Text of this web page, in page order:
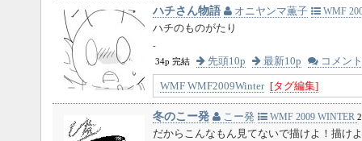
ハチさん物語 オニヤンマ薫子
WMF
ハチのものがたり
-
34p 完結
先頭10p 最新10p コメント
WMF WMF2009Winter [タグ編集]
冬のこー発 こー発 WMF 2009 WINTER
だからこんなもん見てないで描けよ！描け